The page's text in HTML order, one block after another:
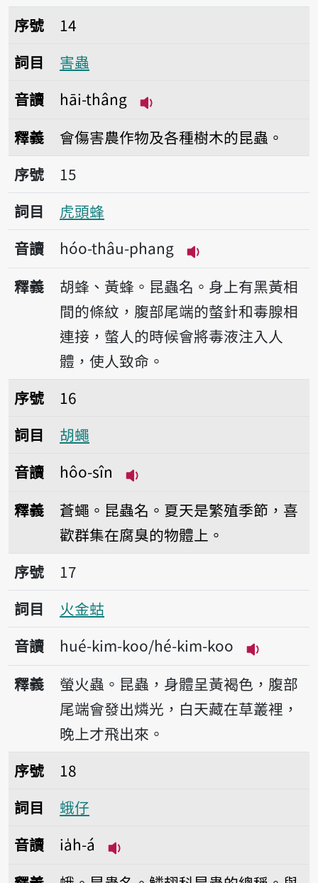
序號14害蟲
序號
14
詞目
害蟲
音讀
hāi-thâng
釋義
會傷害農作物及各種樹木的昆蟲。
序號15虎頭蜂
序號
15
詞目
虎頭蜂
音讀
hóo-thâu-phang
播放音讀hóo-
釋義
胡蜂、黃蜂。昆蟲名。身上有黑黃相
間的條紋，腹部尾端的螫針和毒腺相
連接，螫人的時候會將毒液注入人
體，使人致命。
序號16胡蠅
序號
16
詞目
胡蠅
音讀
hôo-sîn
釋義
蒼蠅。昆蟲名。夏天是繁殖季節，喜
歡群集在腐臭的物體上。
序號17火金蛄
序號
17
詞目
火金蛄
音讀
hué-kim-koo/hé-kim-koo
播放音
釋義
螢火蟲。昆蟲，身體呈黃褐色，腹部
尾端會發出燐光，白天藏在草叢裡，
晚上才飛出來。
序號18蛾仔
序號
18
詞目
蛾仔
音讀
ia̍h-á